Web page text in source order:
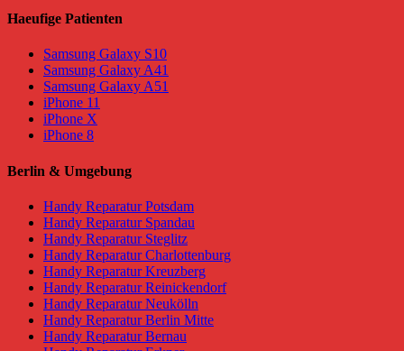
Haeufige Patienten
Samsung Galaxy S10
Samsung Galaxy A41
Samsung Galaxy A51
iPhone 11
iPhone X
iPhone 8
Berlin & Umgebung
Handy Reparatur Potsdam
Handy Reparatur Spandau
Handy Reparatur Steglitz
Handy Reparatur Charlottenburg
Handy Reparatur Kreuzberg
Handy Reparatur Reinickendorf
Handy Reparatur Neukölln
Handy Reparatur Berlin Mitte
Handy Reparatur Bernau